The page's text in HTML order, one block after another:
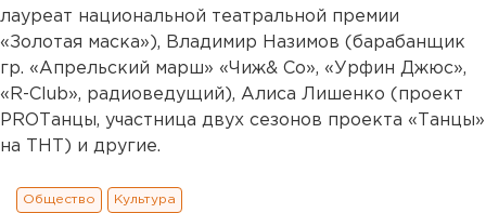
лауреат национальной театральной премии
«Золотая маска»), Владимир Назимов (барабанщик
гр. «Апрельский марш» «Чиж& Co», «Урфин Джюс»,
«R-Club», радиоведущий), Алиса Лишенко (проект
PROТанцы, участница двух сезонов проекта «Танцы»
на ТНТ) и другие.
Общество Культура